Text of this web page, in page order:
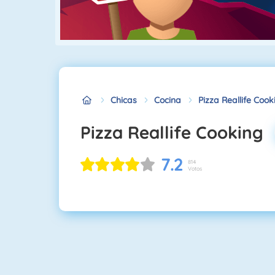
Chicas Cocina Pizza Reallife
Pizza Reallife Cooking
7.2
814
Votos